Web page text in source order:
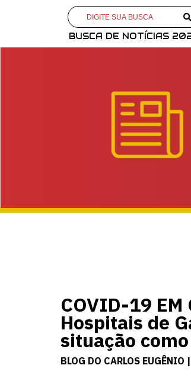
BUSCA DE NOTÍCIAS
COVID-19
Hospitais de
situação
BLOG DO CARLOS